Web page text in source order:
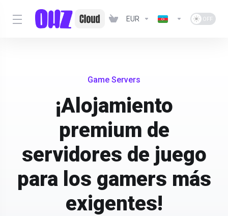
EUR
Game Servers
¡Alojamiento
premium de
servidores de juego
para los gamers más
exigentes!